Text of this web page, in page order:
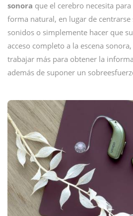
sonora que el cerebro necesita
forma natural, en lugar de
sonidos o simplemente hacer que
acceso completo a la escena
trabajar más para obtener la
además de suponer un